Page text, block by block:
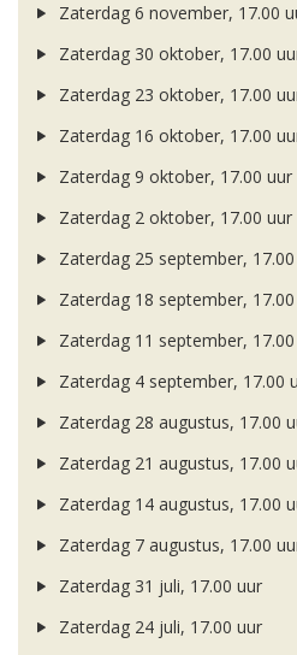
Zaterdag 6 november, 17.00
Zaterdag 30 oktober, 17.00
Zaterdag 23 oktober, 17.00
Zaterdag 16 oktober, 17.00
Zaterdag 9 oktober, 17.00 uur
Zaterdag 2 oktober, 17.00 uur
Zaterdag 25 september,
Zaterdag 18 september,
Zaterdag 11 september,
Zaterdag 4 september, 17.00
Zaterdag 28 augustus, 17.00
Zaterdag 21 augustus, 17.00
Zaterdag 14 augustus, 17.00
Zaterdag 7 augustus, 17.00
Zaterdag 31 juli, 17.00 uur
Zaterdag 24 juli, 17.00 uur